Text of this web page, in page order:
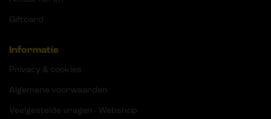
Giftcard
Informatie
Privacy & cookies
Algemene voorwaarden
Veelgestelde vragen - Webshop